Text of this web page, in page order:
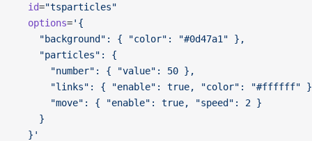
  id
="tsparticles"
  options
='{
    "background": { "color": "#0d47a1" },
    "particles": {
      "number": { "value": 50 },
"links": { "enable": true, "color": "#ffffff"
      "move": { "enable": true, "speed": 2 }
    }
  }'